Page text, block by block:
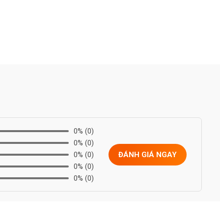
0% (0)
0% (0)
0% (0)
0% (0)
0% (0)
ĐÁNH GIÁ NGAY